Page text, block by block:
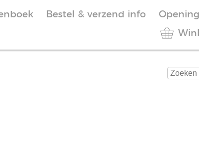
Bestel & verzend info